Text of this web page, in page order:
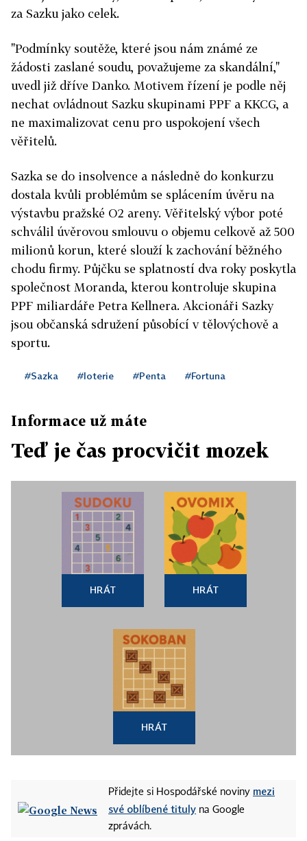
za Sazku jako celek.
"Podmínky soutěže, které jsou nám známé ze
žádosti zaslané soudu, považujeme za skandální,"
uvedl již dříve Danko. Motivem řízení je podle něj
nechat ovládnout Sazku skupinami PPF a KKCG, a
ne maximalizovat cenu pro uspokojení všech
věřitelů.
Sazka se do insolvence a následně do konkurzu
dostala kvůli problémům se splácením úvěru na
výstavbu pražské O2 areny. Věřitelský výbor poté
schválil úvěrovou smlouvu o objemu celkově až 500
milionů korun, které slouží k zachování běžného
chodu firmy. Půjčku se splatností dva roky poskytla
společnost Moranda, kterou kontroluje skupina
PPF miliardáře Petra Kellnera. Akcionáři Sazky
jsou občanská sdružení působící v tělovýchově a
sportu.
#Sazka #loterie #Penta #Fortuna
Informace už máte
Teď je čas procvičit mozek
HRÁT HRÁT
HRÁT
Přidejte si Hospodářské noviny mezi
své oblíbené tituly na Google
zprávách.